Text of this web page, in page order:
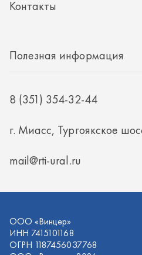
ИНН 7415101168
ОГРН 1187456037768
Политика конфиденциальности